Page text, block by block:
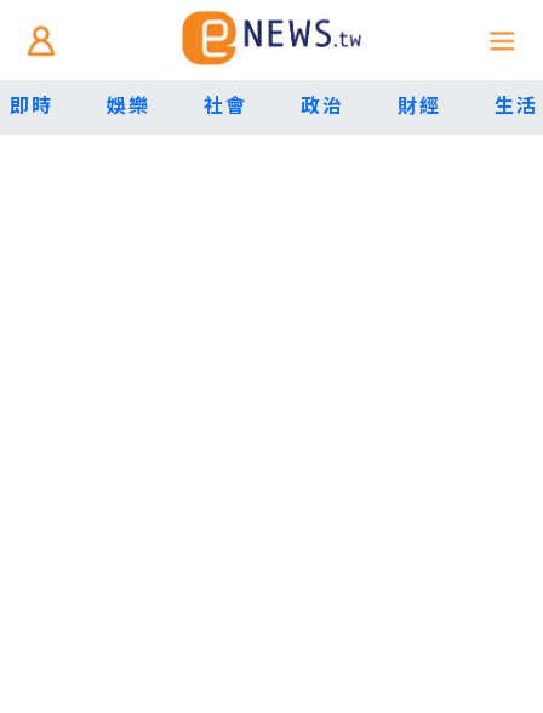
即時 娛樂 社會 政治 財經 生活